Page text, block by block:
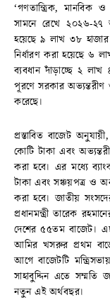
‘গণতান্ত্রিক, মানবিক ও
সামনে রেখে ২০২৬-২৭
হয়েছে ৯ লাখ ৩৮ হাজার
নির্ধারণ করা হয়েছে ৬
ব্যবধান দাঁড়াচ্ছে ২
পূরণে সরকার অভ্যন্তরীণ
করেছে।
প্রস্তাবিত বাজেট
কোটি টাকা এবং
করা হবে। এর মধ্যে
টাকা এবং সঞ্চয়পত্র ও
করা হবে। জাতীয়
প্রধানমন্ত্রী তারেক
দেশের ৫৫তম বাজেট।
আমির খসরুর প্রথম
আগে বাজেটটি
সাহাবুদ্দিন এতে সম্মতি
নতুন এই অর্থবছর।